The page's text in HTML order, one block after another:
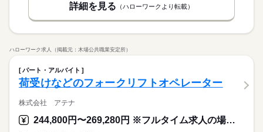
詳細を見る （ハローワークより転載）
ハローワーク求人（掲載元：木場公共職業安定所）
パート・アルバイト
荷受けなどのフォークリフトオペレーター
株式会社 アテナ
244,800円〜269,280円 ※フルタイム求人の場合は月額（換算額）、パート求人の場合は時間額を表示しています。